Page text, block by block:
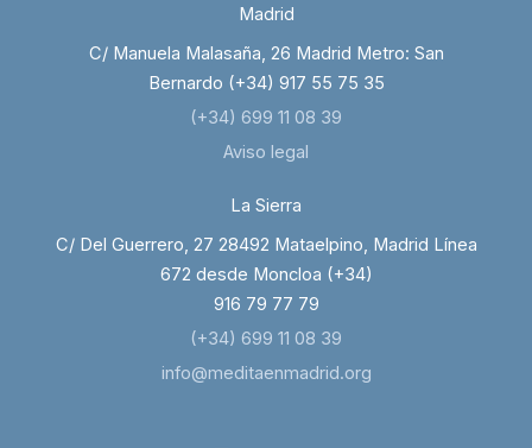
Madrid
C/ Manuela Malasaña, 26 Madrid Metro: San
Bernardo (+34) 917 55 75 35
(+34) 699 11 08 39
Aviso legal
La Sierra
C/ Del Guerrero, 27 28492 Mataelpino, Madrid Línea
672 desde Moncloa (+34)
916 79 77 79
(+34) 699 11 08 39
info@meditaenmadrid.org